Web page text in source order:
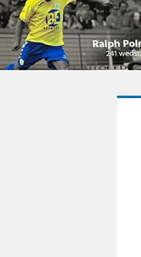
Informatie voor de Pers
Onze historie
Onze S.P.O.R.T waarden
Fysiotherapie voor leden
Onze vrijwilligers en ereleden
Sportiviteit & respect